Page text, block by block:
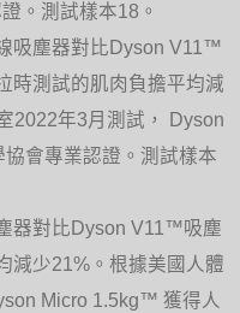
。測試樣本18。
吸塵器對比Dyson V11™
時測試的肌肉負擔平均減
2022年3月測試， Dyson
會專業認證。測試樣本
器對比Dyson V11™吸塵
減少21%。根據美國人體
Micro 1.5kg™ 獲得人